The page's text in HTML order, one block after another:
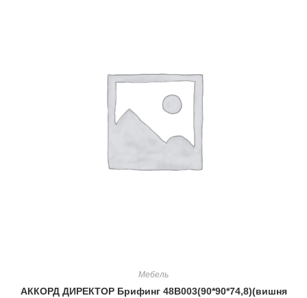
Мебель
АККОРД ДИРЕКТОР Брифинг 48В003(90*90*74,8)(вишня